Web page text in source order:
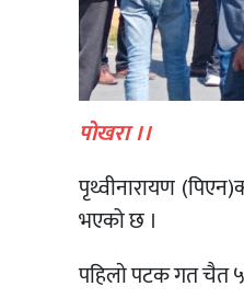
पाेखरा ।।
पृथ्वीनारायण
भएको छ ।
पहिलाे पटक गत चैत